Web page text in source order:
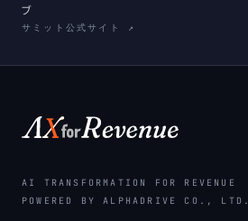
ブ
サミット公式サイト ↗
AI TRANSFORMATION FOR REVENUE
POWERED BY ALPHADRIVE CO., LTD.